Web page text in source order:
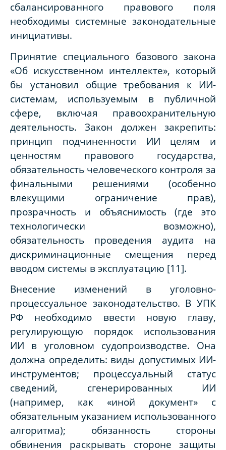
сбалансированного правового поля
необходимы системные законодательные
инициативы.
Принятие специального базового закона
«Об искусственном интеллекте», который
бы установил общие требования к ИИ-
системам, используемым в публичной
сфере, включая правоохранительную
деятельность. Закон должен закрепить:
принцип подчиненности ИИ целям и
ценностям правового государства,
обязательность человеческого контроля за
финальными решениями (особенно
влекущими ограничение прав),
прозрачность и объяснимость (где это
технологически возможно),
обязательность проведения аудита на
дискриминационные смещения перед
вводом системы в эксплуатацию [11].
Внесение изменений в уголовно-
процессуальное законодательство. В УПК
РФ необходимо ввести новую главу,
регулирующую порядок использования
ИИ в уголовном судопроизводстве. Она
должна определить: виды допустимых ИИ-
инструментов; процессуальный статус
сведений, сгенерированных ИИ
(например, как «иной документ» с
обязательным указанием использованного
алгоритма); обязанность стороны
обвинения раскрывать стороне защиты